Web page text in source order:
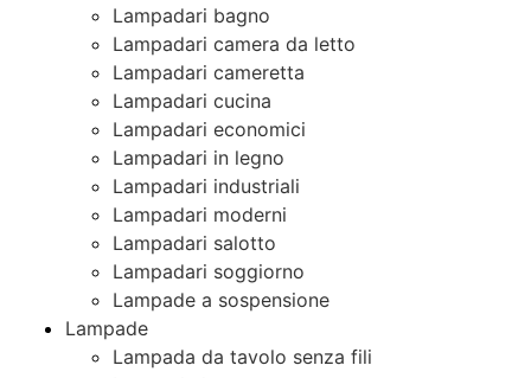
Lampadari bagno
Lampadari camera da letto
Lampadari cameretta
Lampadari cucina
Lampadari economici
Lampadari in legno
Lampadari industriali
Lampadari moderni
Lampadari salotto
Lampadari soggiorno
Lampade a sospensione
Lampade
Lampada da tavolo senza fili